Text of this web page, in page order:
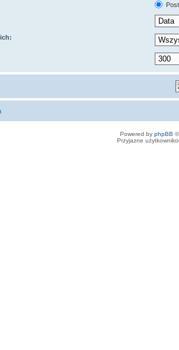
Powered by phpBB
Przyjazne